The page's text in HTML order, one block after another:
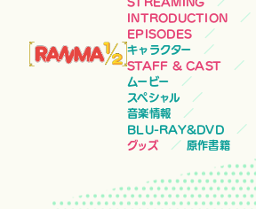
INTRODUCTION
EPISODES
キャラクター
STAFF & CAST
ムービー
スペシャル
音楽情報
BLU-RAY&DVD
グッズ
原作書籍